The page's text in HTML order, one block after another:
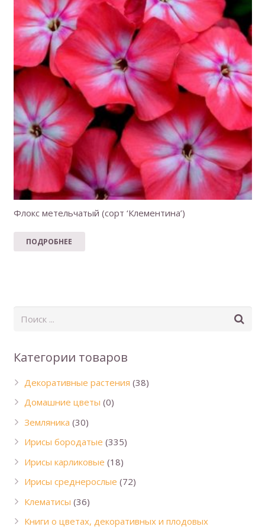
Флокс метельчатый (сорт ‘Клементина’)
ПОДРОБНЕЕ
Категории товаров
Декоративные растения (38)
Домашние цветы (0)
Земляника (30)
Ирисы бородатые (335)
Ирисы карликовые (18)
Ирисы среднерослые (72)
Клематисы (36)
Книги о цветах, декоративных и плодовых